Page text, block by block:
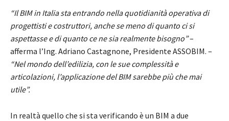
“Il BIM in Italia sta entrando nella quotidianità operativa di
progettisti e costruttori, anche se meno di quanto ci si
aspettasse e di quanto ce ne sia realmente bisogno”–
afferma l’Ing. Adriano Castagnone, Presidente ASSOBIM. –
“Nel mondo dell’edilizia, con le sue complessità e
articolazioni, l’applicazione del BIM sarebbe più che mai
utile”.
In realtà quello che si sta verificando è un BIM a due